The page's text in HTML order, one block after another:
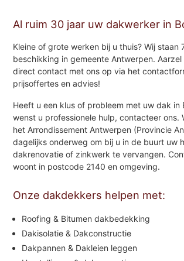
Al ruim 30 jaar uw dakwerker in
Kleine of grote werken bij u thuis? Wij staan
beschikking in gemeente Antwerpen. Aarzel
direct contact met ons op via het
prijsoffertes en advies!
Heeft u een klus of probleem met uw dak in
wenst u professionele hulp, contacteer ons.
het Arrondissement Antwerpen (Provincie
dagelijks onderweg om bij u in de buurt uw
dakrenovatie of zinkwerk te vervangen.
woont in postcode 2140 en omgeving.
Onze dakdekkers helpen met:
Roofing & Bitumen dakbedekking
Dakisolatie & Dakconstructie
Dakpannen & Dakleien leggen